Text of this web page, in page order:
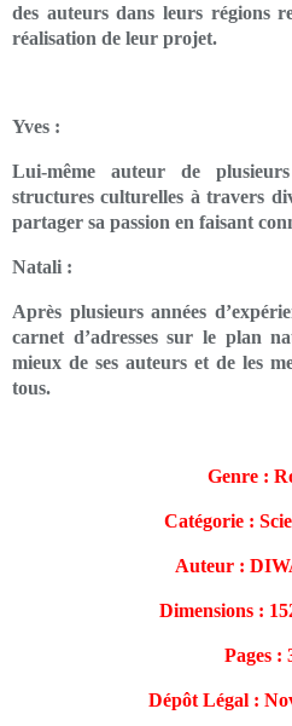
des auteurs dans leurs régions
réalisation de leur projet.
Yves :
Lui-même auteur de
structures culturelles à travers
partager sa passion en faisant
Natali :
Après plusieurs années
carnet d’adresses sur le plan
mieux de ses auteurs et de les
tous.
Genre :
Catégorie :
Auteur :
Dimensions :
Pages :
Dépôt Légal :